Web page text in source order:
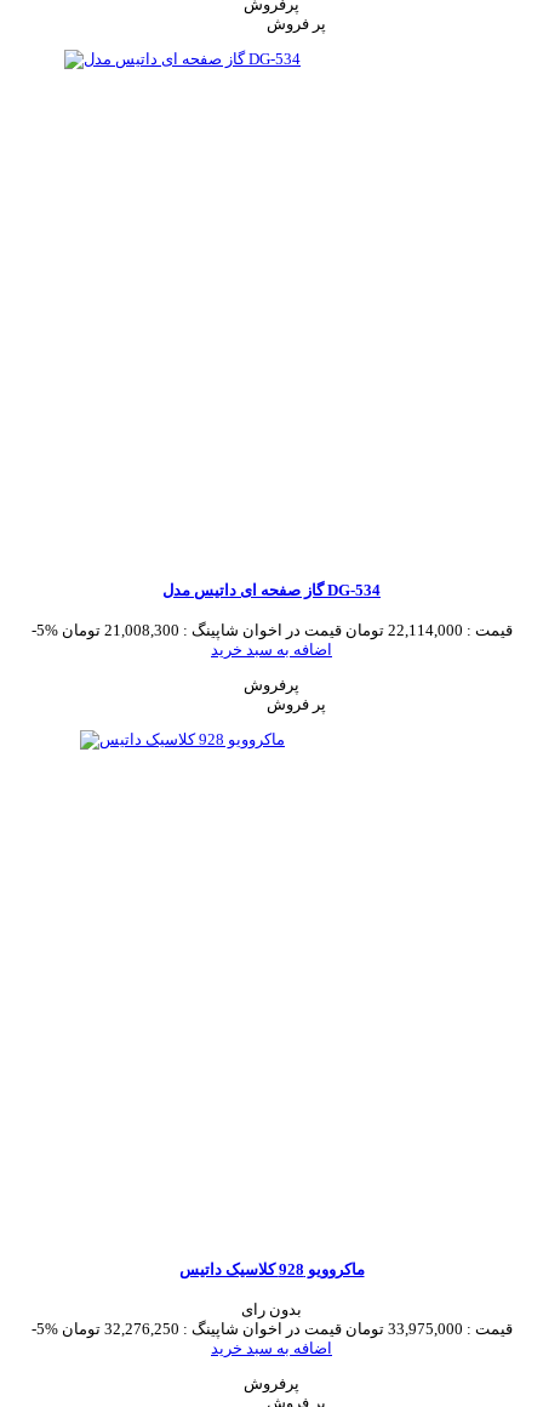
پرفروش
گاز صفحه ای داتیس مدل DG-534
-5% قیمت : 22,114,000 تومان قیمت در اخوان شاپینگ : 21,008,300 تومان
اضافه به سبد خرید
پرفروش
ماکروویو 928 کلاسیک داتیس
بدون رای
-5%
قیمت : 33,975,000 تومان قیمت در اخوان شاپینگ : 32,276,250 تومان
اضافه به سبد خرید
پرفروش